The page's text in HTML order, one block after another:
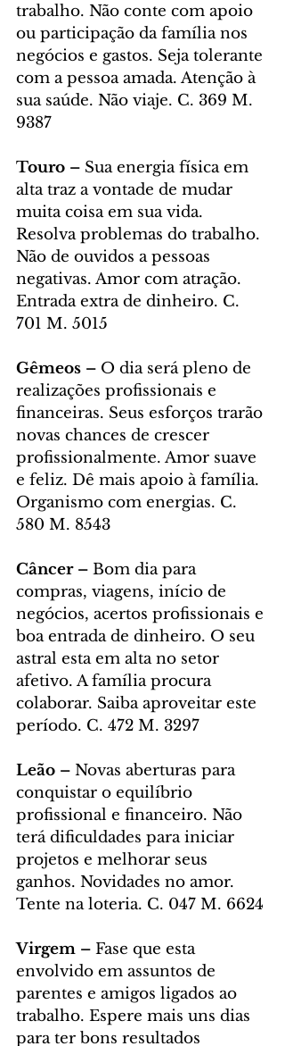
trabalho. Não conte com apoio
ou participação da família nos
negócios e gastos. Seja tolerante
com a pessoa amada. Atenção à
sua saúde. Não viaje. C. 369 M.
9387
Touro – Sua energia física em
alta traz a vontade de mudar
muita coisa em sua vida.
Resolva problemas do trabalho.
Não de ouvidos a pessoas
negativas. Amor com atração.
Entrada extra de dinheiro. C.
701 M. 5015
Gêmeos – O dia será pleno de
realizações profissionais e
financeiras. Seus esforços trarão
novas chances de crescer
profissionalmente. Amor suave
e feliz. Dê mais apoio à família.
Organismo com energias. C.
580 M. 8543
Câncer – Bom dia para
compras, viagens, início de
negócios, acertos profissionais e
boa entrada de dinheiro. O seu
astral esta em alta no setor
afetivo. A família procura
colaborar. Saiba aproveitar este
período. C. 472 M. 3297
Leão – Novas aberturas para
conquistar o equilíbrio
profissional e financeiro. Não
terá dificuldades para iniciar
projetos e melhorar seus
ganhos. Novidades no amor.
Tente na loteria. C. 047 M. 6624
Virgem – Fase que esta
envolvido em assuntos de
parentes e amigos ligados ao
trabalho. Espere mais uns dias
para ter bons resultados